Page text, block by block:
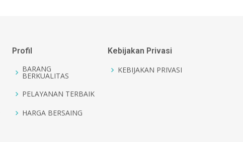
Profil
BARANG
BERKUALITAS
PELAYANAN TERBAIK
HARGA BERSAING
Kebijakan Privasi
KEBIJAKAN PRIVASI